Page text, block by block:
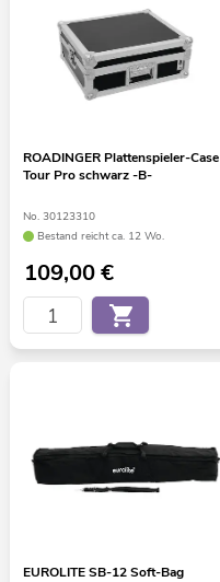
ROADINGER Plattenspieler-Case
Tour Pro schwarz -B-
No. 30123310
Bestand reicht ca. 12 Wo.
109,00€
EUROLITE SB-12 Soft-Bag